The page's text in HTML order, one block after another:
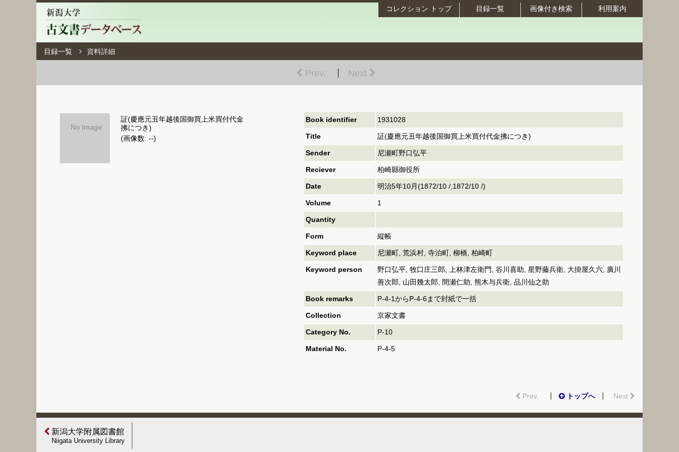
利用案内
画像付き検索
目録一覧
コレクション トップ
目録一覧 資料詳細
Prev. Next
Book identifier 1931028
Title 証(慶應元丑年越後国御買上米買付代金拂につき)
Sender 尼瀬町野口弘平
Reciever 柏崎縣御役所
Date 明治5年10月(1872/10 /,1872/10 /)
Volume 1
Quantity
Form 縦帳
Keyword place 尼瀬町, 荒浜村, 寺泊町, 柳橋, 柏崎町
Keyword person
野口弘平, 牧口庄三郎, 上林津左衛門, 谷川喜助, 星野藤兵衛, 大掛屋久六, 廣川
善次郎, 山田幾太郎, 間瀬仁助, 熊木与兵衛, 品川仙之助
Book remarks P-4-1からP-4-6まで封紙で一括
Collection 京家文書
Category No. P-10
Material No. P-4-5
No Image
証(慶應元丑年越後国御買上米買付代金
拂につき)
(画像数: --)
Prev. トップへ Next
新潟大学附属図書館
Niigata University Library